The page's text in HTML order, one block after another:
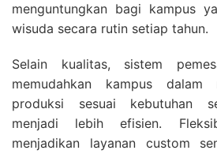
menguntungkan bagi kampus
wisuda secara rutin setiap tahun.
Selain kualitas, sistem
memudahkan kampus dalam
produksi sesuai kebutuhan
menjadi lebih efisien.
menjadikan layanan custom